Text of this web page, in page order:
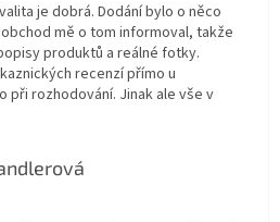
je dobrá. Dodání bylo o něco
mě o tom informoval, takže
produktů a reálné fotky.
recenzí přímo u
při rozhodování. Jinak ale vše v
je 5 z 5 hvězdiček.